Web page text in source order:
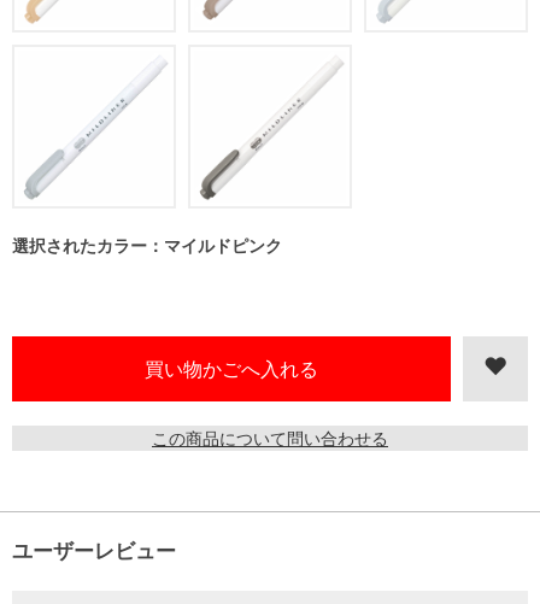
選択されたカラー：マイルドピンク
この商品について問い合わせる
ユーザーレビュー